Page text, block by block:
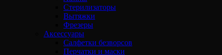
Стерилизаторы
Вытяжки
Фрезеры
Аксессуары
Салфетки безворсов
Перчатки и маски